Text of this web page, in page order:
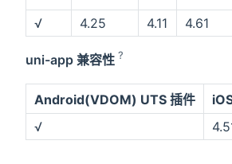
√
4.25 4.11 4.61
uni-app 兼容性 ?
Android(VDOM) UTS 插件
√